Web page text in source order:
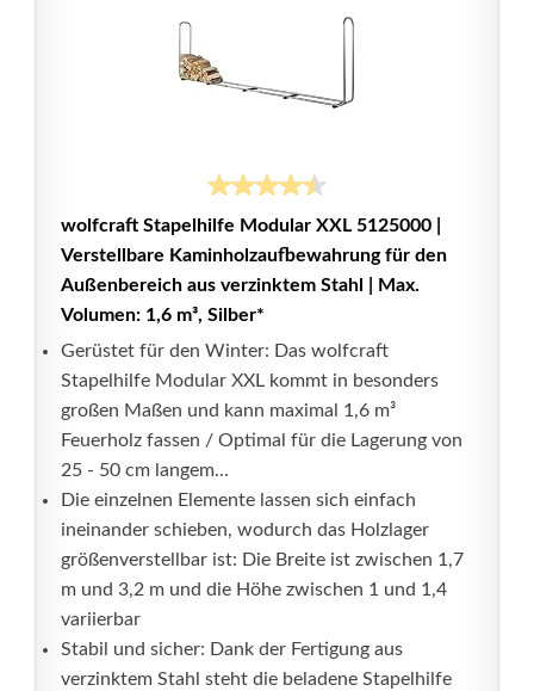
wolfcraft Stapelhilfe Modular XXL 5125000 |
Verstellbare Kaminholzaufbewahrung für den
Außenbereich aus verzinktem Stahl | Max.
Volumen: 1,6 m³, Silber*
Gerüstet für den Winter: Das wolfcraft
Stapelhilfe Modular XXL kommt in besonders
großen Maßen und kann maximal 1,6 m³
Feuerholz fassen / Optimal für die Lagerung von
25 - 50 cm langem...
Die einzelnen Elemente lassen sich einfach
ineinander schieben, wodurch das Holzlager
größenverstellbar ist: Die Breite ist zwischen 1,7
m und 3,2 m und die Höhe zwischen 1 und 1,4
variierbar
Stabil und sicher: Dank der Fertigung aus
verzinktem Stahl steht die beladene Stapelhilfe